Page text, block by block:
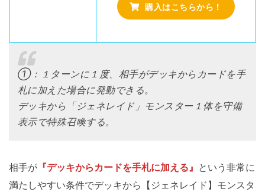
購入はこちらから！
①：１ターンに１度、相手がデッキからカードを手
札に加えた場合に発動できる。
デッキから「ジェネレイド」モンスター１体を守備
表示で特殊召喚する。
相手が 『デッキからカードを手札に加える』 という非常に
満たしやすい条件でデッキから【ジェネレイド】モンスタ